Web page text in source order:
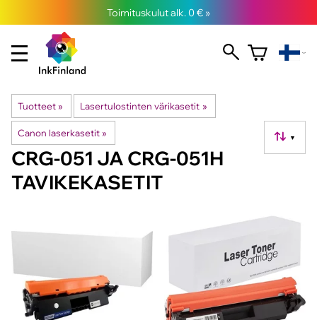
Toimituskulut alk. 0 € »
Tuotteet ‪» Lasertulostinten värikasetit ‪»
Canon laserkasetit ‪» ▼
CRG-051 JA CRG-051H
TAVIKEKASETIT